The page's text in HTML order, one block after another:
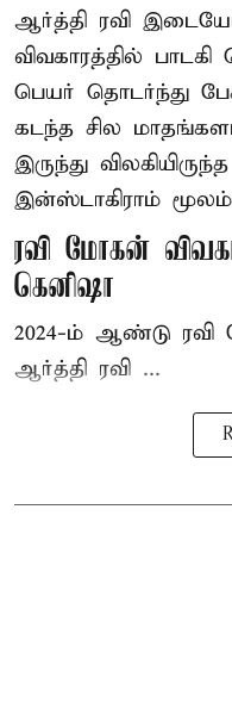
ஆர்த்தி ரவி
விவகாரத்தில்
பெயர் தொடர்ந்து
கடந்த சில
இருந்து
இன்ஸ்டாகிராம்
ரவி மோகன்
கெனிஷா
2024-ம் ஆண்டு
ஆர்த்தி ரவி ...